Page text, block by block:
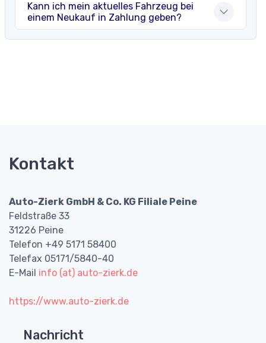
Kann ich mein aktuelles Fahrzeug bei
einem Neukauf in Zahlung geben?
Kontakt
Auto-Zierk GmbH & Co. KG Filiale Peine
Feldstraße 33
31226 Peine
Telefon +49 5171 58400
Telefax 05171/5840-40
E-Mail info (at) auto-zierk.de
https://www.auto-zierk.de
Nachricht